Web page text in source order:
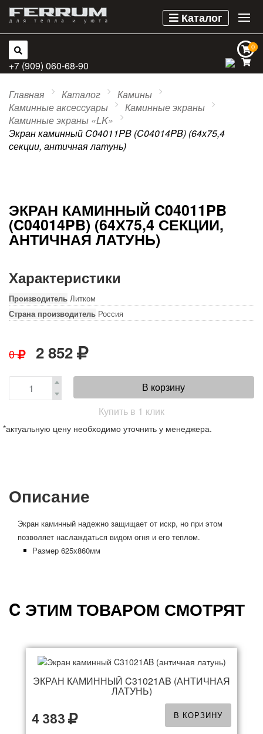
Каталог
0
0
+7 (909) 060-68-90
Главная Каталог
Камины
Каминные аксессуары
Каминные экраны
Каминные экраны «LK»
Экран каминный C04011PB (C04014PB) (64х75,4
секции, античная латунь)
ЭКРАН КАМИННЫЙ C04011PB
(C04014PB) (64Х75,4 СЕКЦИИ,
АНТИЧНАЯ ЛАТУНЬ)
Характеристики
Производитель Литком
Страна производитель Россия
0 2 852
В корзину
Купить в 1 клик
*актуальную цену необходимо уточнить у менеджера.
Описание
Экран каминный надежно защищает от искр, но при этом
позволяет наслаждаться видом огня и его теплом.
Размер 625х860мм
C ЭТИМ ТОВАРОМ СМОТРЯТ
ЭКРАН КАМИННЫЙ C31021AB (АНТИЧНАЯ
ЛАТУНЬ)
4 383 В КОРЗИНУ